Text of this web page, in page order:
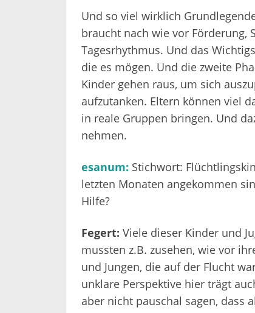
Und so viel wirklich
braucht nach wie vor Förderung,
Tagesrhythmus. Und das
die es mögen. Und die zweite
Kinder gehen raus, um sich
aufzutanken. Eltern können viel
in reale Gruppen bringen. Und
nehmen.
esanum: Stichwort:
letzten Monaten angekommen
Hilfe?
Fegert: Viele dieser Kinder und
mussten z.B. zusehen, wie vor
und Jungen, die auf der Flucht
unklare Perspektive hier trägt
aber nicht pauschal sagen, dass